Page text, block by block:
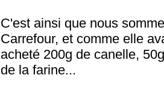
C'est ainsi que nous
Carrefour, et comme elle
acheté 200g de canelle,
de la farine...